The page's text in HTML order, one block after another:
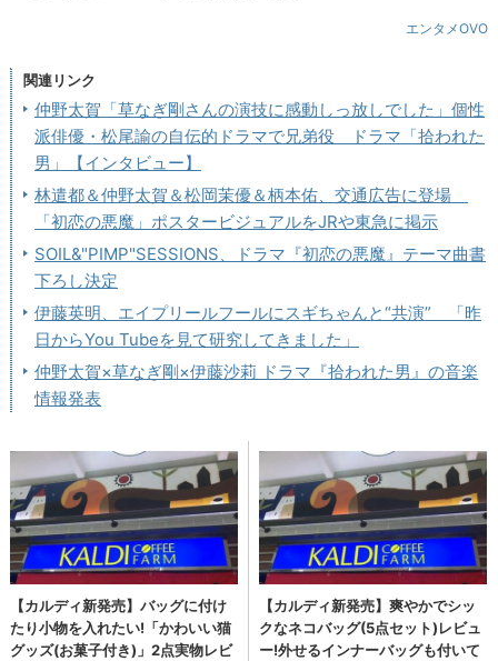
エンタメOVO
関連リンク
仲野太賀「草なぎ剛さんの演技に感動しっ放しでした」個性
派俳優・松尾諭の自伝的ドラマで兄弟役 ドラマ「拾われた
男」【インタビュー】
林遣都＆仲野太賀＆松岡茉優＆柄本佑、交通広告に登場
「初恋の悪魔」ポスタービジュアルをJRや東急に掲示
SOIL&"PIMP"SESSIONS、ドラマ『初恋の悪魔』テーマ曲書
下ろし決定
伊藤英明、エイプリールフールにスギちゃんと“共演” 「昨
日からYou Tubeを見て研究してきました」
仲野太賀×草なぎ剛×伊藤沙莉 ドラマ『拾われた男』の音楽
情報発表